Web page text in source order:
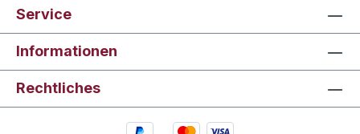
Service
Informationen
Rechtliches